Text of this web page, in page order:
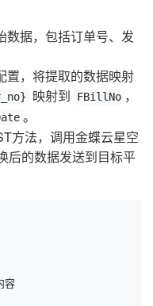
数据，包括订单号、发
置，将提取的数据映射
映射到 FBillNo ，
。
方法，调用金蝶云星空
后的数据发送到目标平
容